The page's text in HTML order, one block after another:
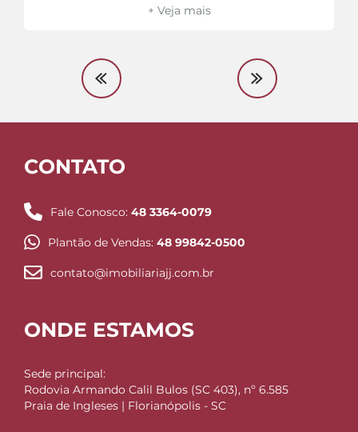
+ Veja mais
CONTATO
Fale Conosco: 48 3364-0079
Plantão de Vendas: 48 99842-0500
contato@imobiliariajj.com.br
ONDE ESTAMOS
Sede principal:
Rodovia Armando Calil Bulos (SC 403), nº 6.585
Praia de Ingleses | Florianópolis - SC